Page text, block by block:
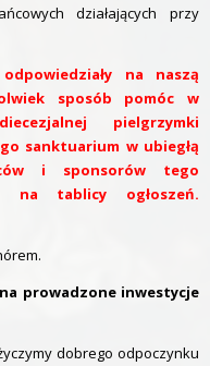
działających przy
na naszą
sposób pomóc w
pielgrzymki
sanktuarium w ubiegłą
i sponsorów tego
na tablicy ogłoszeń.
prowadzone inwestycje
dobrego odpoczynku